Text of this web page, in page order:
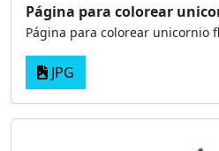
Página para colorear
Página para colorear unicornio
JPG